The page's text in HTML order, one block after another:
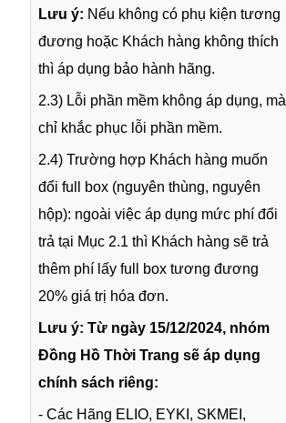
Lưu ý: Nếu không có phụ kiện tương
đương hoặc Khách hàng không thích
thì áp dụng bảo hành hãng.
2.3) Lỗi phần mềm không áp dụng, mà
chỉ khắc phục lỗi phần mềm.
2.4) Trường hợp Khách hàng muốn
đổi full box (nguyên thùng, nguyên
hộp): ngoài việc áp dụng mức phí đổi
trả tại Mục 2.1 thì Khách hàng sẽ trả
thêm phí lấy full box tương đương
20% giá trị hóa đơn.
Lưu ý: Từ ngày 15/12/2024, nhóm
Đồng Hồ Thời Trang sẽ áp dụng
chính sách riêng:
- Các Hãng ELIO, EYKI, SKMEI,